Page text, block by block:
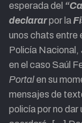
esperada del
declararpor la
unos chats entre
Policía Nacional,
en el caso Saúl
Portalen su
mensajes de
policía por no dar